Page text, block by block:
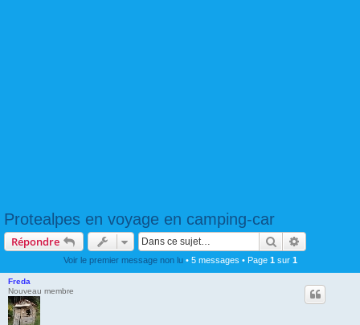
Protealpes en voyage en camping-car
Répondre Rechercher
Voir le premier message non lu• 5 messages • Page 1sur 1
Freda
Nouveau membre